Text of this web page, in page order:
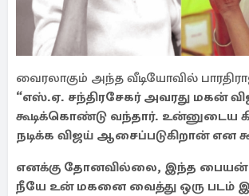
வைரலாகும் அந்த வீடியோவில்
“எஸ்.ஏ. சந்திரசேகர் அவரது மகன்
கூடிக்கொண்டு வந்தார். உன்னுடைய
நடிக்க விஜய் ஆசைப்படுகிறான் என
எனக்கு தோனவில்லை, இந்த
நீயே உன் மகனை வைத்து ஒரு படம்